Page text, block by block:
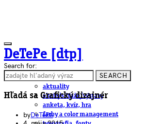
DeTePe [dtp]
ČLÁNKY
aktuality
akcie/súťaže/výstavy
anketa, kvíz, hra
farby a color management
Search for:
SEARCH
Hľadá sa Grafický dizajnér
byDeTePe